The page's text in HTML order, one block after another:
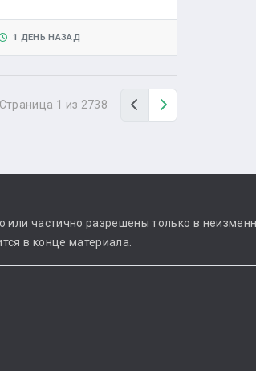
1 ДЕНЬ НАЗАД
Страница 1 из 2738 НазадВперед
частично разрешены только в
в конце материала.